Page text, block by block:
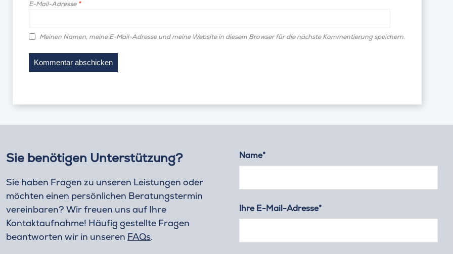
E-Mail-Adresse *
Meinen Namen, meine E-Mail-Adresse und meine Website in diesem Browser für die nächste Kommentierung speichern.
Sie benötigen Unterstützung?
Sie haben Fragen zu unseren Leistungen oder
möchten einen persönlichen Beratungstermin
vereinbaren? Wir freuen uns auf Ihre
Kontaktaufnahme! Häufig gestellte Fragen
beantworten wir in unseren FAQs.
Name*
Ihre E-Mail-Adresse*